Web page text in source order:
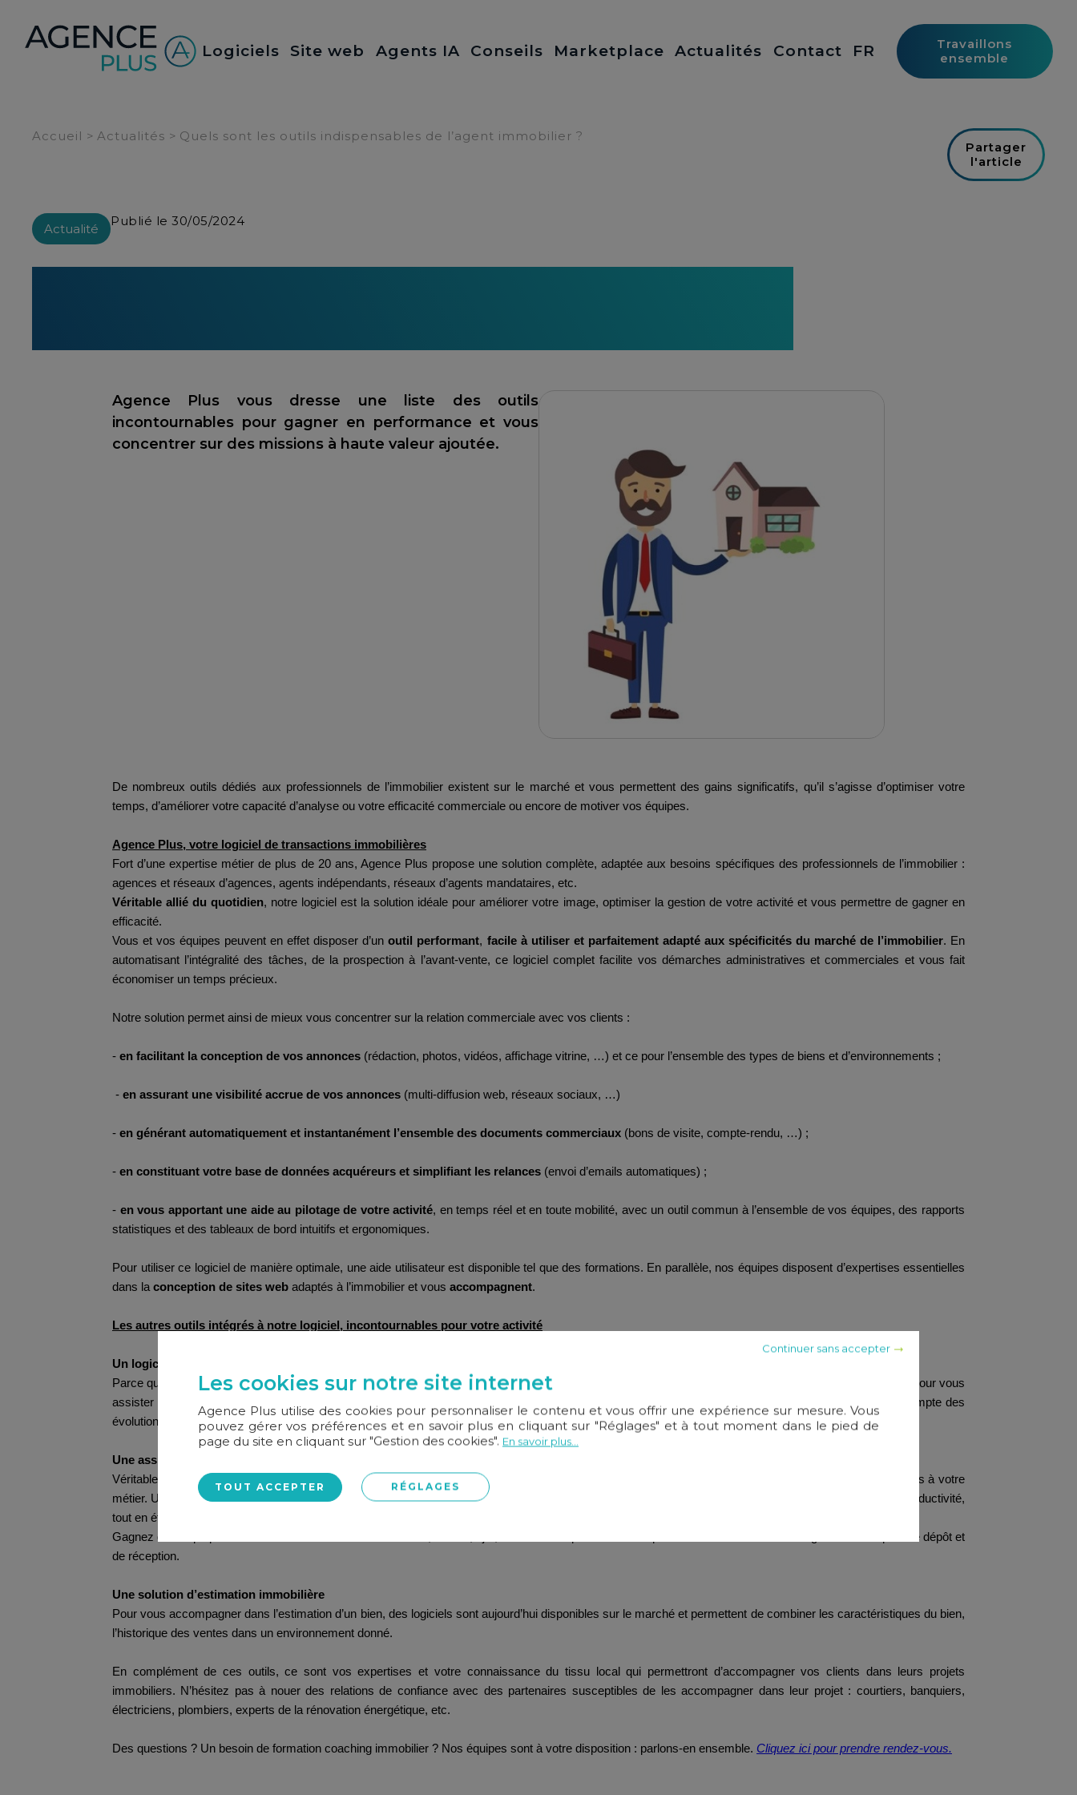
Logiciels Site web Agents IA Conseils Marketplace Actualités Contact FR
Travaillons
ensemble
Accueil > Actualités > Quels sont les outils indispensables de l’agent immobilier ?
Partager
l'article
Actualité
Publié le 30/05/2024
Agence Plus vous dresse une liste des outils
incontournables pour gagner en performance et vous
concentrer sur des missions à haute valeur ajoutée.
De nombreux outils dédiés aux professionnels de l’immobilier existent sur le marché et vous permettent des gains significatifs, qu’il s’agisse d’optimiser votre
temps, d’améliorer votre capacité d’analyse ou votre efficacité commerciale ou encore de motiver vos équipes.
Agence Plus, votre logiciel de transactions immobilières
Fort d’une expertise métier de plus de 20 ans, Agence Plus propose une solution complète, adaptée aux besoins spécifiques des professionnels de l’immobilier :
agences et réseaux d’agences, agents indépendants, réseaux d’agents mandataires, etc.
Véritable allié du quotidien, notre logiciel est la solution idéale pour améliorer votre image, optimiser la gestion de votre activité et vous permettre de gagner en
efficacité.
Vous et vos équipes peuvent en effet disposer d’unoutil performant, facile à utiliser et parfaitement adapté aux spécificités du marché de l’immobilier. En
automatisant l’intégralité des tâches, de la prospection à l’avant-vente, ce logiciel complet facilite vos démarches administratives et commerciales et vous fait
économiser un temps précieux.
Notre solution permet ainsi de mieux vous concentrer sur la relation commerciale avec vos clients :
- en facilitant la conception de vos annonces (rédaction, photos, vidéos, affichage vitrine, …) et ce pour l’ensemble des types de biens et d’environnements ;
- en assurant une visibilité accrue de vos annonces (multi-diffusion web, réseaux sociaux, …)
- en générant automatiquement et instantanément l’ensemble des documents commerciaux (bons de visite, compte-rendu, …) ;
- en constituant votre base de données acquéreurs et simplifiant les relances (envoi d’emails automatiques) ;
- en vous apportant une aide au pilotage de votre activité, en temps réel et en toute mobilité, avec un outil commun à l’ensemble de vos équipes, des rapports
statistiques et des tableaux de bord intuitifs et ergonomiques.
Pour utiliser ce logiciel de manière optimale, une aide utilisateur est disponible tel que des formations. En parallèle, nos équipes disposent d’expertises essentielles
dans la conception de sites web adaptés à l’immobilier et vous accompagnent.
Les autres outils intégrés à notre logiciel, incontournables pour votre activité
Un logiciel de rédaction des documents juridiques
Parce que la rédaction des actes (compromis, promesses de vente, …) est un devoir et un enjeu stratégique de votre activité, disposer d’un logiciel dédié pour vous
assister dans ces démarches est aujourd’hui un atout considérable pour sécuriser vos relations contractuelles tout en vous assistant dans la prise en compte des
évolutions législatives.
Une assistance juridique
Véritable support de votre activité, l’assistance juridique vous permet de répondre à de nombreuses questions sur les enjeux et problématiques inhérentes à votre
métier. Un logiciel de signature électronique Pouvoir faire signer des documents électriquement et à distance vous permet de gagner en efficacité et en productivité,
tout en étant en phase avec les pratiques du marché.
Gagnez du temps pour l’envoi de vos lettres recommandées, 24h/24, 7j/7, sans vous déplacer et en respectant toutes les formalités légales numériques de dépôt et
de réception.
Une solution d’estimation immobilière
Pour vous accompagner dans l’estimation d’un bien, des logiciels sont aujourd’hui disponibles sur le marché et permettent de combiner les caractéristiques du bien,
l’historique des ventes dans un environnement donné.
En complément de ces outils, ce sont vos expertises et votre connaissance du tissu local qui permettront d’accompagner vos clients dans leurs projets
immobiliers. N’hésitez pas à nouer des relations de confiance avec des partenaires susceptibles de les accompagner dans leur projet : courtiers, banquiers,
électriciens, plombiers, experts de la rénovation énergétique, etc.
Des questions ? Un besoin de formation coaching immobilier ? Nos équipes sont à votre disposition : parlons-en ensemble. Cliquez ici pour prendre rendez-vous.
Continuer sans accepter
Les cookies sur notre site internet
Agence Plus utilise des cookies pour personnaliser le contenu et vous offrir une expérience sur mesure. Vous
pouvez gérer vos préférences et en savoir plus en cliquant sur "Réglages" et à tout moment dans le pied de
page du site en cliquant sur "Gestion des cookies". En savoir plus...
TOUT ACCEPTER RÉGLAGES